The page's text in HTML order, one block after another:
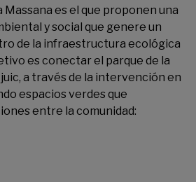
Massana es el que proponen una
y social que genere un
de la infraestructura ecológica
es conectar el parque de la
a través de la intervención en
espacios verdes que
entre la comunidad: